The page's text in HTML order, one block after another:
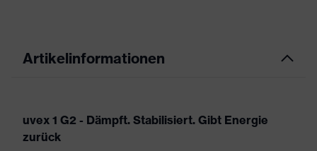
Artikelinformationen
uvex 1 G2 - Dämpft. Stabilisiert. Gibt Energie
zurück